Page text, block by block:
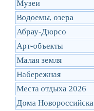
Музеи
Водоемы, озера
Абрау-Дюрсо
Арт-объекты
Малая земля
Набережная
Места отдыха 2026
Дома Новороссийска